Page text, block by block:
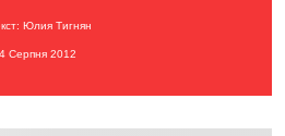
Юлия Тигнян
Серпня 2012